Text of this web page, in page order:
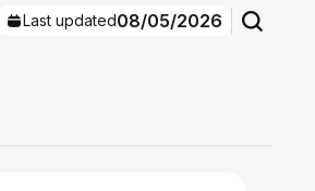
Last updated08/05/2026